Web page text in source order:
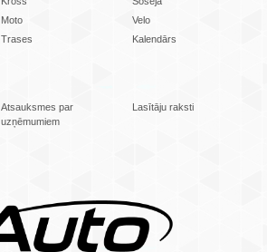
Moto
Velo
Trases Kalendārs
Atsauksmes par
uzņēmumiem
Lasītāju raksti